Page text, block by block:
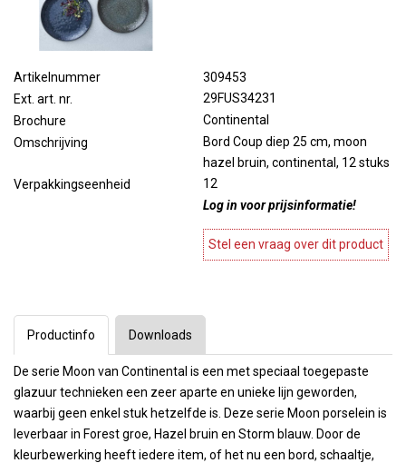
Artikelnummer
309453
Ext. art. nr.
29FUS34231
Brochure
Continental
Omschrijving
Bord Coup diep 25 cm, moon
hazel bruin, continental, 12 stuks
Verpakkingseenheid
12
Log in voor prijsinformatie!
Stel een vraag over dit product
Productinfo
De serie Moon van Continental is een met speciaal toegepaste
glazuur technieken een zeer aparte en unieke lijn geworden,
waarbij geen enkel stuk hetzelfde is. Deze serie Moon porselein is
leverbaar in Forest groe, Hazel bruin en Storm blauw. Door de
kleurbewerking heeft iedere item, of het nu een bord, schaaltje,
Downloads